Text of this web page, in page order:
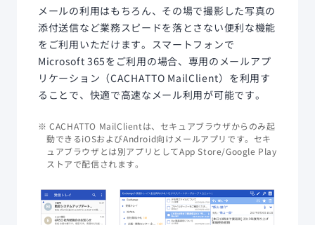
メールの利用はもちろん、その場で撮影した写真の
添付送信など業務スピードを落とさない便利な機能
をご利用いただけます。スマートフォンで
Microsoft 365をご利用の場合、専用のメールアプ
リケーション（CACHATTO MailClient）を利用す
ることで、快適で高速なメール利用が可能です。
※ CACHATTO MailClientは、セキュアブラウザからのみ起
動できるiOSおよびAndroid向けメールアプリです。セキ
ュアブラウザとは別アプリとしてApp Store/Google Play
ストアで配信されます。